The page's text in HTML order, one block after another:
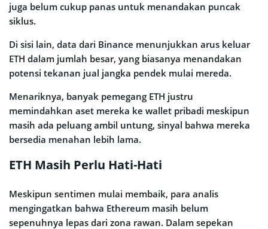
juga belum cukup panas untuk menandakan puncak
siklus.
Di sisi lain, data dari Binance menunjukkan arus keluar
ETH dalam jumlah besar, yang biasanya menandakan
potensi tekanan jual jangka pendek mulai mereda.
Menariknya, banyak pemegang ETH justru
memindahkan aset mereka ke wallet pribadi meskipun
masih ada peluang ambil untung, sinyal bahwa mereka
bersedia menahan lebih lama.
ETH Masih Perlu Hati-Hati
Meskipun sentimen mulai membaik, para analis
mengingatkan bahwa Ethereum masih belum
sepenuhnya lepas dari zona rawan. Dalam sepekan